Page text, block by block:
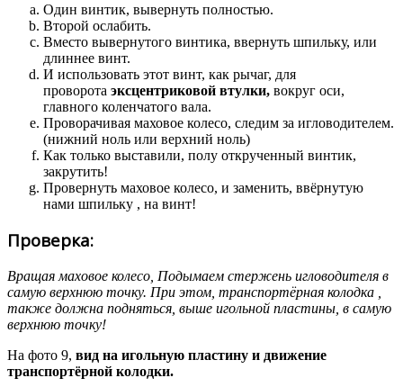
Один винтик, вывернуть полностью.
Второй ослабить.
Вместо вывернутого винтика, ввернуть шпильку, или
длиннее винт.
И использовать этот винт, как рычаг, для
проворота эксцентриковой втулки, вокруг оси,
главного коленчатого вала.
Проворачивая маховое колесо, следим за игловодителем.
(нижний ноль или верхний ноль)
Как только выставили, полу открученный винтик,
закрутить!
Провернуть маховое колесо, и заменить, ввёрнутую
нами шпильку , на винт!
Проверка:
Вращая маховое колесо, Подымаем стержень игловодителя в
самую верхнюю точку. При этом, транспортёрная колодка ,
также должна подняться, выше игольной пластины, в самую
верхнюю точку!
На фото 9, вид на игольную пластину и движение
транспортёрной колодки.